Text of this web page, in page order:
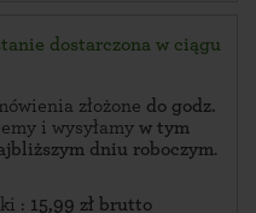
dostarczona w ciągu
złożone do godz.
i wysyłamy w tym
dniu roboczym.
: 15,99 zł brutto